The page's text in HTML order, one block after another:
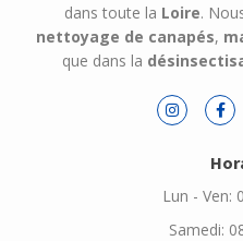
dans toute la Loire.
nettoyage de canapés,
que dans la
Lun - Ven:
Samedi: